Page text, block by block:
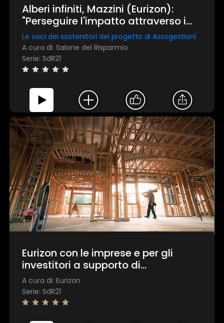
Alberi infiniti, Mazzini (Eurizon):
"Perseguire l'impatto attraverso i
green bond"
Le voci dei sostenitori del progetto di Assogestioni
A cura di: Salone del Risparmio
Serie: SdR21
Eurizon con le imprese e per gli
investitori a supporto di
un’economia reale sostenibile
A cura di: Eurizon
Serie: SdR21